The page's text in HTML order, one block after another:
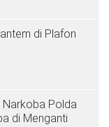
di Plafon
Narkoba Polda
di Menganti